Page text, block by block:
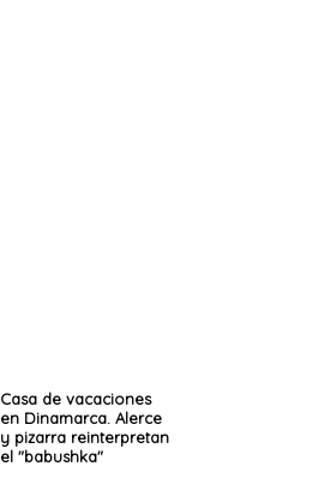
Casa de vacaciones
en Dinamarca. Alerce
y pizarra reinterpretan
el "babushka"